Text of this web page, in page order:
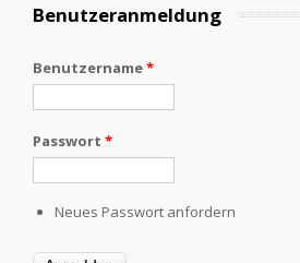
Benutzeranmeldung
Benutzername*
Passwort *
Neues Passwort anfordern